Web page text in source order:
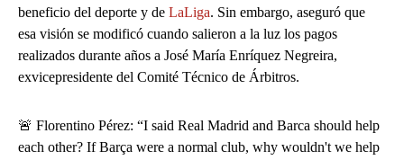
beneficio del deporte y de LaLiga. Sin embargo, aseguró que
esa visión se modificó cuando salieron a la luz los pagos
realizados durante años a José María Enríquez Negreira,
exvicepresidente del Comité Técnico de Árbitros.
🚨 Florentino Pérez: “I said Real Madrid and Barca should help
each other? If Barça were a normal club, why wouldn't we help